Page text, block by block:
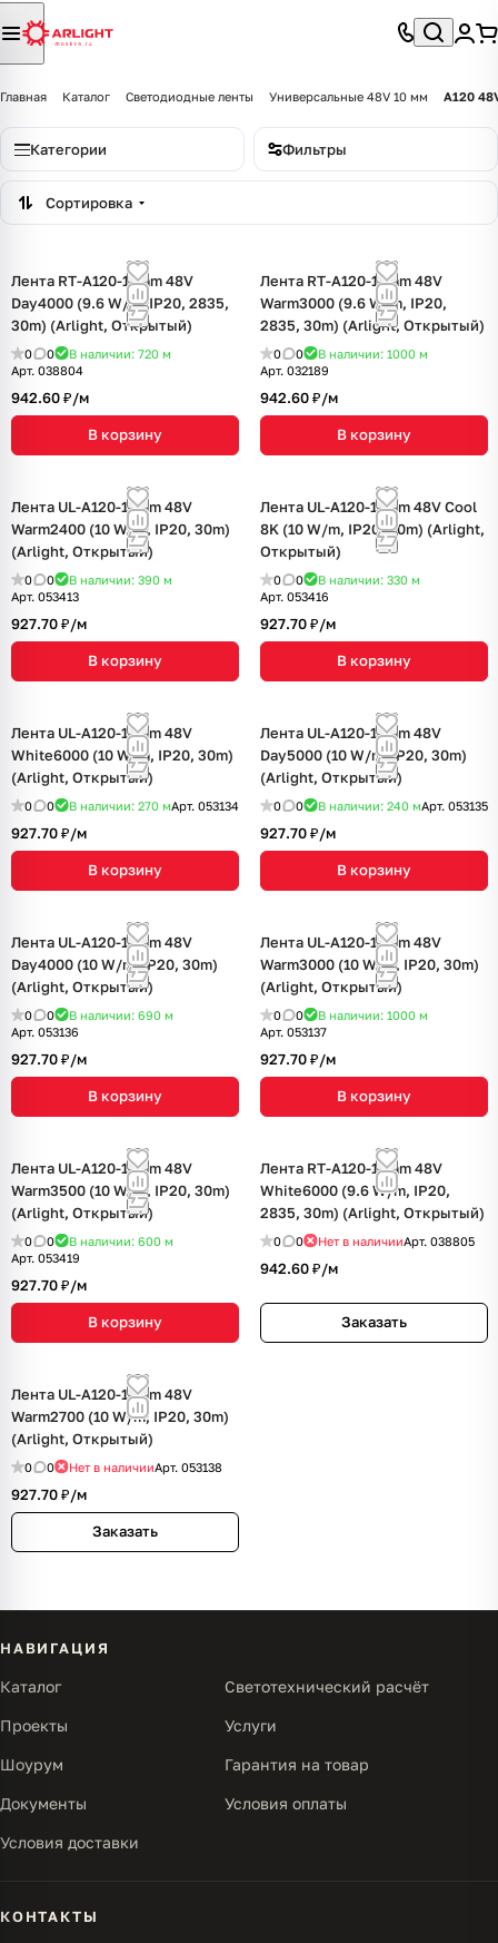
Главная Каталог Светодиодные ленты Универсальные 48V 10 мм A120
Категории Фильтры
Сортировка
Лента RT-A120-10mm 48V
Day4000 (9.6 W/m, IP20, 2835,
30m) (Arlight, Открытый)
0 0 В наличии: 720 м
Арт. 038804
942.60 ₽/м
В корзину
Лента RT-A120-10mm 48V
Warm3000 (9.6 W/m, IP20,
2835, 30m) (Arlight, Открытый)
0 0 В наличии: 1000 м
Арт. 032189
942.60 ₽/м
В корзину
Лента UL-A120-10mm 48V
Warm2400 (10 W/m, IP20, 30m)
(Arlight, Открытый)
0 0 В наличии: 390 м
Арт. 053413
927.70 ₽/м
В корзину
Лента UL-A120-10mm 48V Cool
8K (10 W/m, IP20, 30m) (Arlight,
Открытый)
0 0 В наличии: 330 м
Арт. 053416
927.70 ₽/м
В корзину
Лента UL-A120-10mm 48V
White6000 (10 W/m, IP20, 30m)
(Arlight, Открытый)
0 0 В наличии: 270 мАрт. 053134
927.70 ₽/м
В корзину
Лента UL-A120-10mm 48V
Day5000 (10 W/m, IP20, 30m)
(Arlight, Открытый)
0 0 В наличии: 240 мАрт. 053135
927.70 ₽/м
В корзину
Лента UL-A120-10mm 48V
Day4000 (10 W/m, IP20, 30m)
(Arlight, Открытый)
0 0 В наличии: 690 м
Арт. 053136
927.70 ₽/м
В корзину
Лента UL-A120-10mm 48V
Warm3000 (10 W/m, IP20, 30m)
(Arlight, Открытый)
0 0 В наличии: 1000 м
Арт. 053137
927.70 ₽/м
В корзину
Лента UL-A120-10mm 48V
Warm3500 (10 W/m, IP20, 30m)
(Arlight, Открытый)
0 0 В наличии: 600 м
Арт. 053419
927.70 ₽/м
В корзину
Лента RT-A120-10mm 48V
White6000 (9.6 W/m, IP20,
2835, 30m) (Arlight, Открытый)
0 0 Нет в наличииАрт. 038805
942.60 ₽/м
Заказать
Лента UL-A120-10mm 48V
Warm2700 (10 W/m, IP20, 30m)
(Arlight, Открытый)
0 0 Нет в наличииАрт. 053138
927.70 ₽/м
Заказать
НАВИГАЦИЯ
Каталог Светотехнический расчёт
Проекты Услуги
Шоурум Гарантия на товар
Документы Условия оплаты
Условия доставки
КОНТАКТЫ